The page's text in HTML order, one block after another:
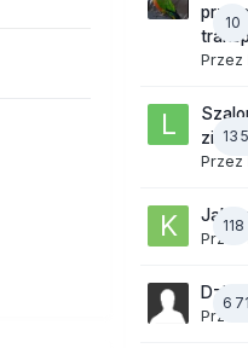
10
Przez
13
Przez
118
Jak
Przez
6
Przez